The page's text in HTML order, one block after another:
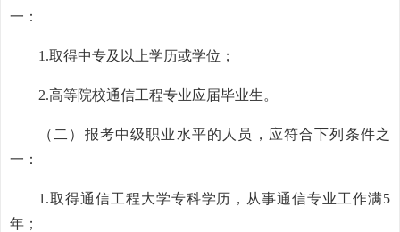
一：
1.取得中专及以上学历或学位；
2.高等院校通信工程专业应届毕业生。
（二）报考中级职业水平的人员，应符合下列条件之
一：
1.取得通信工程大学专科学历，从事通信专业工作满5
年；